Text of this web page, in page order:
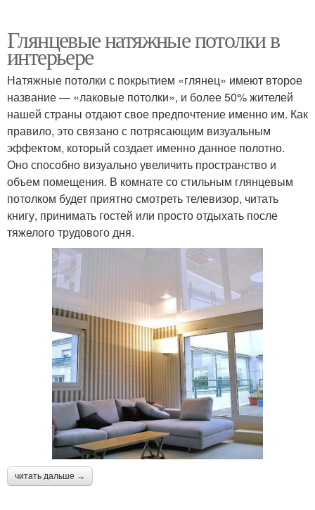
Глянцевые натяжные потолки в
интерьере
Натяжные потолки с покрытием «глянец» имеют второе
название — «лаковые потолки», и более 50% жителей
нашей страны отдают свое предпочтение именно им. Как
правило, это связано с потрясающим визуальным
эффектом, который создает именно данное полотно.
Оно способно визуально увеличить пространство и
объем помещения. В комнате со стильным глянцевым
потолком будет приятно смотреть телевизор, читать
книгу, принимать гостей или просто отдыхать после
тяжелого трудового дня.
читать дальше →